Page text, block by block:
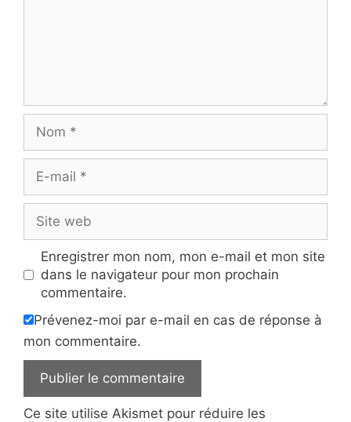
mail
web
Enregistrer mon nom, mon e-mail et mon site
dans le navigateur pour mon prochain
commentaire.
Prévenez-moi par e-mail en cas de réponse à
mon commentaire.
Ce site utilise Akismet pour réduire les